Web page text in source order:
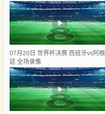
07月20日 世界杯决赛 西班牙vs阿根
廷 全场录像